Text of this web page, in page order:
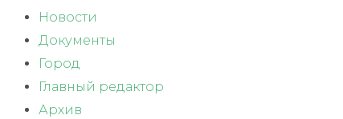
Новости
Документы
Город
Главный редактор
Архив